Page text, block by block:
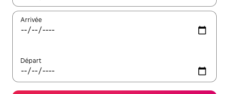
Arrivée
Départ